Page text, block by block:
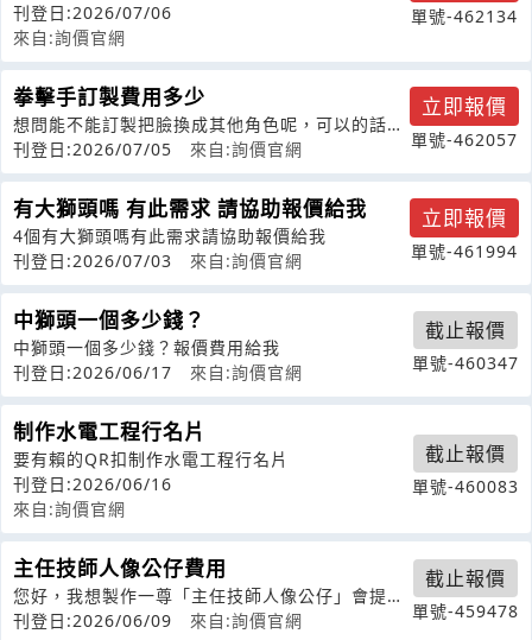
刊登日:2026/07/06
來自:詢價官網
單號-462134
拳擊手訂製費用多少
想問能不能訂製把臉換成其他角色呢，可以的話請
用信箱聯絡謝謝������
刊登日:2026/07/05 來自:詢價官網
立即報價
單號-462057
有大獅頭嗎 有此需求 請協助報價給我
4個有大獅頭嗎有此需求請協助報價給我
刊登日:2026/07/03
來自:詢價官網
立即報價
單號-461994
中獅頭一個多少錢？
中獅頭一個多少錢？報價費用給我
刊登日:2026/06/17
來自:詢價官網
截止報價
單號-460347
制作水電工程行名片
要有賴的QR扣制作水電工程行名片
刊登日:2026/06/16
來自:詢價官網
截止報價
單號-460083
主任技師人像公仔費用
您好，我想製作一尊「主任技師人像公仔」會提供
概念圖與本人照片，希望製作成精緻Q版
刊登日:2026/06/09 來自:詢價官網
截止報價
單號-459478